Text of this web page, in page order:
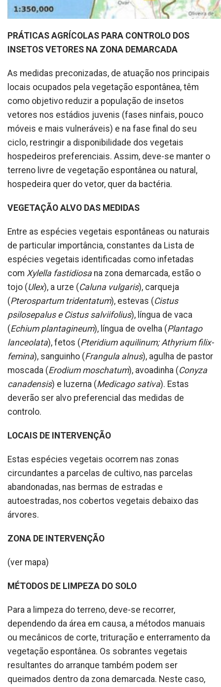
PRÁTICAS AGRÍCOLAS PARA CONTROLO DOS
INSETOS VETORES NA ZONA DEMARCADA
As medidas preconizadas, de atuação nos principais
locais ocupados pela vegetação espontânea, têm
como objetivo reduzir a população de insetos
vetores nos estádios juvenis (fases ninfais, pouco
móveis e mais vulneráveis) e na fase final do seu
ciclo, restringir a disponibilidade dos vegetais
hospedeiros preferenciais. Assim, deve-se manter o
terreno livre de vegetação espontânea ou natural,
hospedeira quer do vetor, quer da bactéria.
VEGETAÇÃO ALVO DAS MEDIDAS
Entre as espécies vegetais espontâneas ou naturais
de particular importância, constantes da Lista de
espécies vegetais identificadas como infetadas
com Xylella fastidiosa na zona demarcada, estão o
tojo (Ulex), a urze (Caluna vulgaris), carqueja
(Pterospartum tridentatum), estevas (Cistus
psilosepalus e Cistus salviifolius), língua de vaca
(Echium plantagineum), língua de ovelha (Plantago
lanceolata), fetos (Pteridium aquilinum; Athyrium filix-
femina), sanguinho (Frangula alnus), agulha de pastor
moscada (Erodium moschatum), avoadinha (Conyza
canadensis) e luzerna (Medicago sativa). Estas
deverão ser alvo preferencial das medidas de
controlo.
LOCAIS DE INTERVENÇÃO
Estas espécies vegetais ocorrem nas zonas
circundantes a parcelas de cultivo, nas parcelas
abandonadas, nas bermas de estradas e
autoestradas, nos cobertos vegetais debaixo das
árvores.
ZONA DE INTERVENÇÃO
(ver mapa)
MÉTODOS DE LIMPEZA DO SOLO
Para a limpeza do terreno, deve-se recorrer,
dependendo da área em causa, a métodos manuais
ou mecânicos de corte, trituração e enterramento da
vegetação espontânea. Os sobrantes vegetais
resultantes do arranque também podem ser
queimados dentro da zona demarcada. Neste caso,